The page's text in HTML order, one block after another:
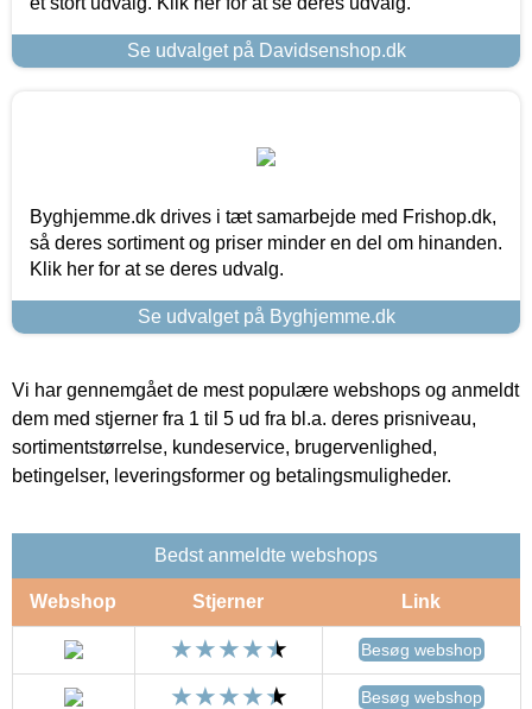
Se udvalget på Davidsenshop.dk
Byghjemme.dk drives i tæt samarbejde med Frishop.dk,
så deres sortiment og priser minder en del om hinanden.
Klik her for at se deres udvalg.
Se udvalget på Byghjemme.dk
Vi har gennemgået de mest populære webshops og anmeldt
dem med stjerner fra 1 til 5 ud fra bl.a. deres prisniveau,
sortimentstørrelse, kundeservice, brugervenlighed,
betingelser, leveringsformer og betalingsmuligheder.
Bedst anmeldte webshops
Webshop Stjerner Link
Besøg webshop
Besøg webshop